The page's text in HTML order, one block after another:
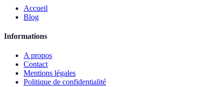
Accueil
Blog
Informations
A propos
Contact
Mentions légales
Politique de confidentialité